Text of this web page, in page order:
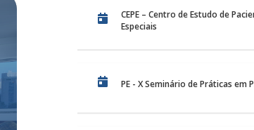
CEPE – Centro de Estudo de
Especiais
PE - X Seminário de Práticas em